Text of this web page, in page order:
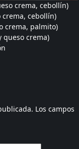
crema, cebollín)
crema, cebollín)
crema, palmito)
queso crema)
Los campos